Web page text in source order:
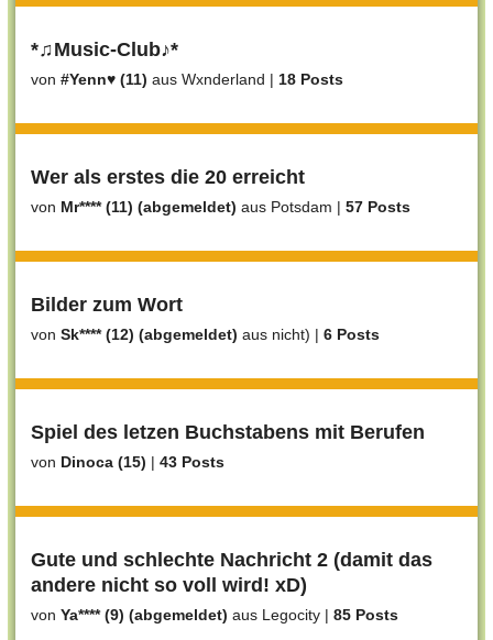
*♫Music-Club♪*
von #Yenn♥ (11) aus Wxnderland | 18 Posts
Wer als erstes die 20 erreicht
von Mr**** (11) (abgemeldet) aus Potsdam | 57 Posts
Bilder zum Wort
von Sk**** (12) (abgemeldet) aus nicht) | 6 Posts
Spiel des letzen Buchstabens mit Berufen
von Dinoca (15) | 43 Posts
Gute und schlechte Nachricht 2 (damit das
andere nicht so voll wird! xD)
von Ya**** (9) (abgemeldet) aus Legocity | 85 Posts